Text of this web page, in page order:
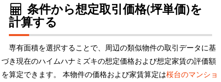
条件から想定取引価格(坪単価)を
計算する
専有面積を選択することで、周辺の類似物件の取引データに基
づき現在のハイムハナミズキの想定価格および想定家賃の評価額
を算定できます。 本物件の価格および家賃算定は桜台のマンショ